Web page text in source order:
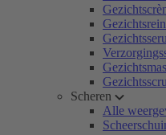
Scheren
Alle